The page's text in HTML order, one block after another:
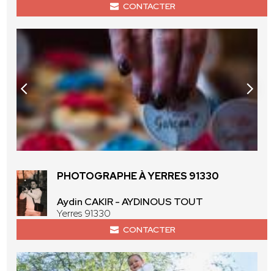
CONTACTER
PHOTOGRAPHE À YERRES 91330
Aydin CAKIR - AYDINOUS TOUT
Yerres 91330
CONTACTER